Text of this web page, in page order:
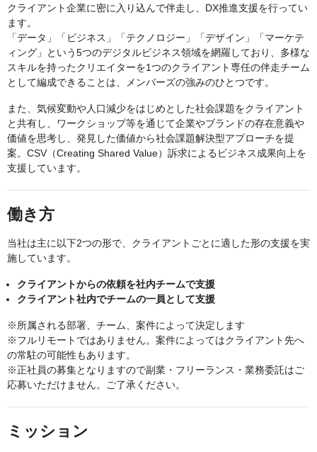
クライアント企業に密に入り込んで伴走し、DX推進支援を行ってい
ます。
「データ」「ビジネス」「テクノロジー」「デザイン」「マーケテ
ィング」という5つのデジタルビジネス領域を網羅しており、多様な
スキルを持ったクリエイターを1つのクライアント専任の伴走チーム
として編成できることは、メンバーズの強みのひとつです。
また、気候変動や人口減少をはじめとした社会課題をクライアント
と共有し、ワークショップ等を通じて企業やブランドの存在意義や
価値を思考し、発見した価値から社会課題解決型アプローチを提
案。CSV（Creating Shared Value）訴求によるビジネス成果向上を
支援しています。
働き方
当社は主に以下2つの形で、クライアントごとに適した形の支援を実
施しています。
クライアントからの依頼を社内チームで支援
クライアント社内でチームの一員として支援
※所属される部署、チーム、案件によって決定します
※フルリモートではありません。案件によってはクライアント先へ
の常駐の可能性もあります。
※正社員の募集となりますので副業・フリーランス・業務委託はご
応募いただけません。ご了承ください。
ミッション